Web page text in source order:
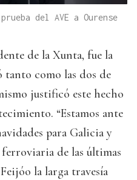
del AVE a Ourense
de la Xunta, fue la
tanto como las dos de
justificó este hecho
“Estamos ante
para Galicia y
de las últimas
la larga travesía